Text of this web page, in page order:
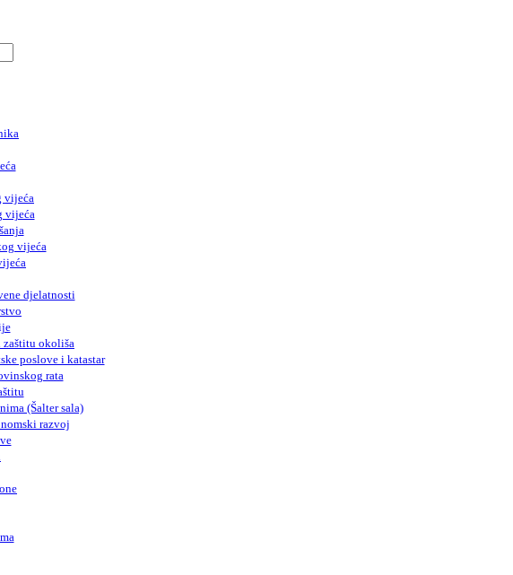
vijeća
vijeća
vijeća
djelatnosti
zaštitu okoliša
poslove i katastar
rata
(Šalter sala)
razvoj